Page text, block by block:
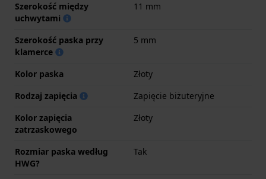
Szerokość między
uchwytami
11 mm
Szerokość paska przy
klamerce
5 mm
Kolor paska
Złoty
Rodzaj zapięcia
Zapięcie biżuteryjne
Kolor zapięcia
zatrzaskowego
Złoty
Rozmiar paska według
HWG?
Tak